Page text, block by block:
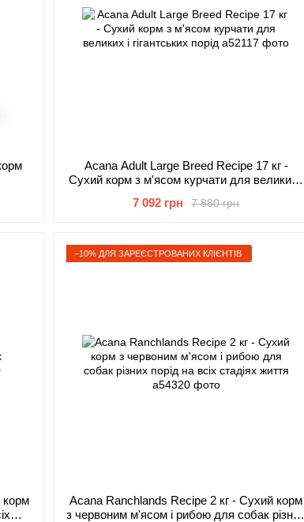
Acana Adult Large Breed Recipe 17 кг -
Сухий корм з м'ясом курчати для великих і
7 880 грн
7 092 грн
корм
−10% ДЛЯ ЗАРЕЄСТРОВАНИХ КЛІЄНТІВ
Acana Ranchlands Recipe 2 кг - Сухий корм
з червоним м'ясом і рибою для собак різних